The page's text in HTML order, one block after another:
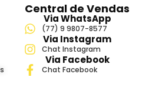
Central de Vendas
Via WhatsApp
(77) 9 9807-8577
Via Instagram
Chat Instagram
Via Facebook
Chat Facebook